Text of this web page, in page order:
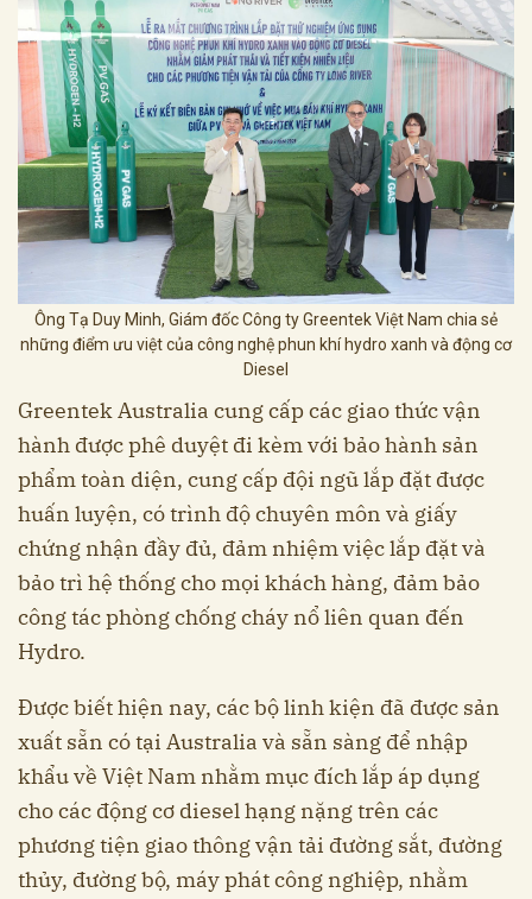
Ông Tạ Duy Minh, Giám đốc Công ty Greentek Việt Nam chia sẻ
những điểm ưu việt của công nghệ phun khí hydro xanh và động cơ
Diesel
Greentek Australia cung cấp các giao thức vận
hành được phê duyệt đi kèm với bảo hành sản
phẩm toàn diện, cung cấp đội ngũ lắp đặt được
huấn luyện, có trình độ chuyên môn và giấy
chứng nhận đầy đủ, đảm nhiệm việc lắp đặt và
bảo trì hệ thống cho mọi khách hàng, đảm bảo
công tác phòng chống cháy nổ liên quan đến
Hydro.
Được biết hiện nay, các bộ linh kiện đã được sản
xuất sẵn có tại Australia và sẵn sàng để nhập
khẩu về Việt Nam nhằm mục đích lắp áp dụng
cho các động cơ diesel hạng nặng trên các
phương tiện giao thông vận tải đường sắt, đường
thủy, đường bộ, máy phát công nghiệp, nhằm